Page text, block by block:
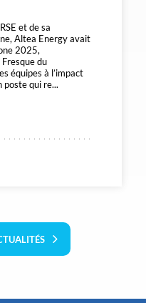
et de sa
Altea Energy avait
2025,
Fresque du
équipes à l’impact
qui re...